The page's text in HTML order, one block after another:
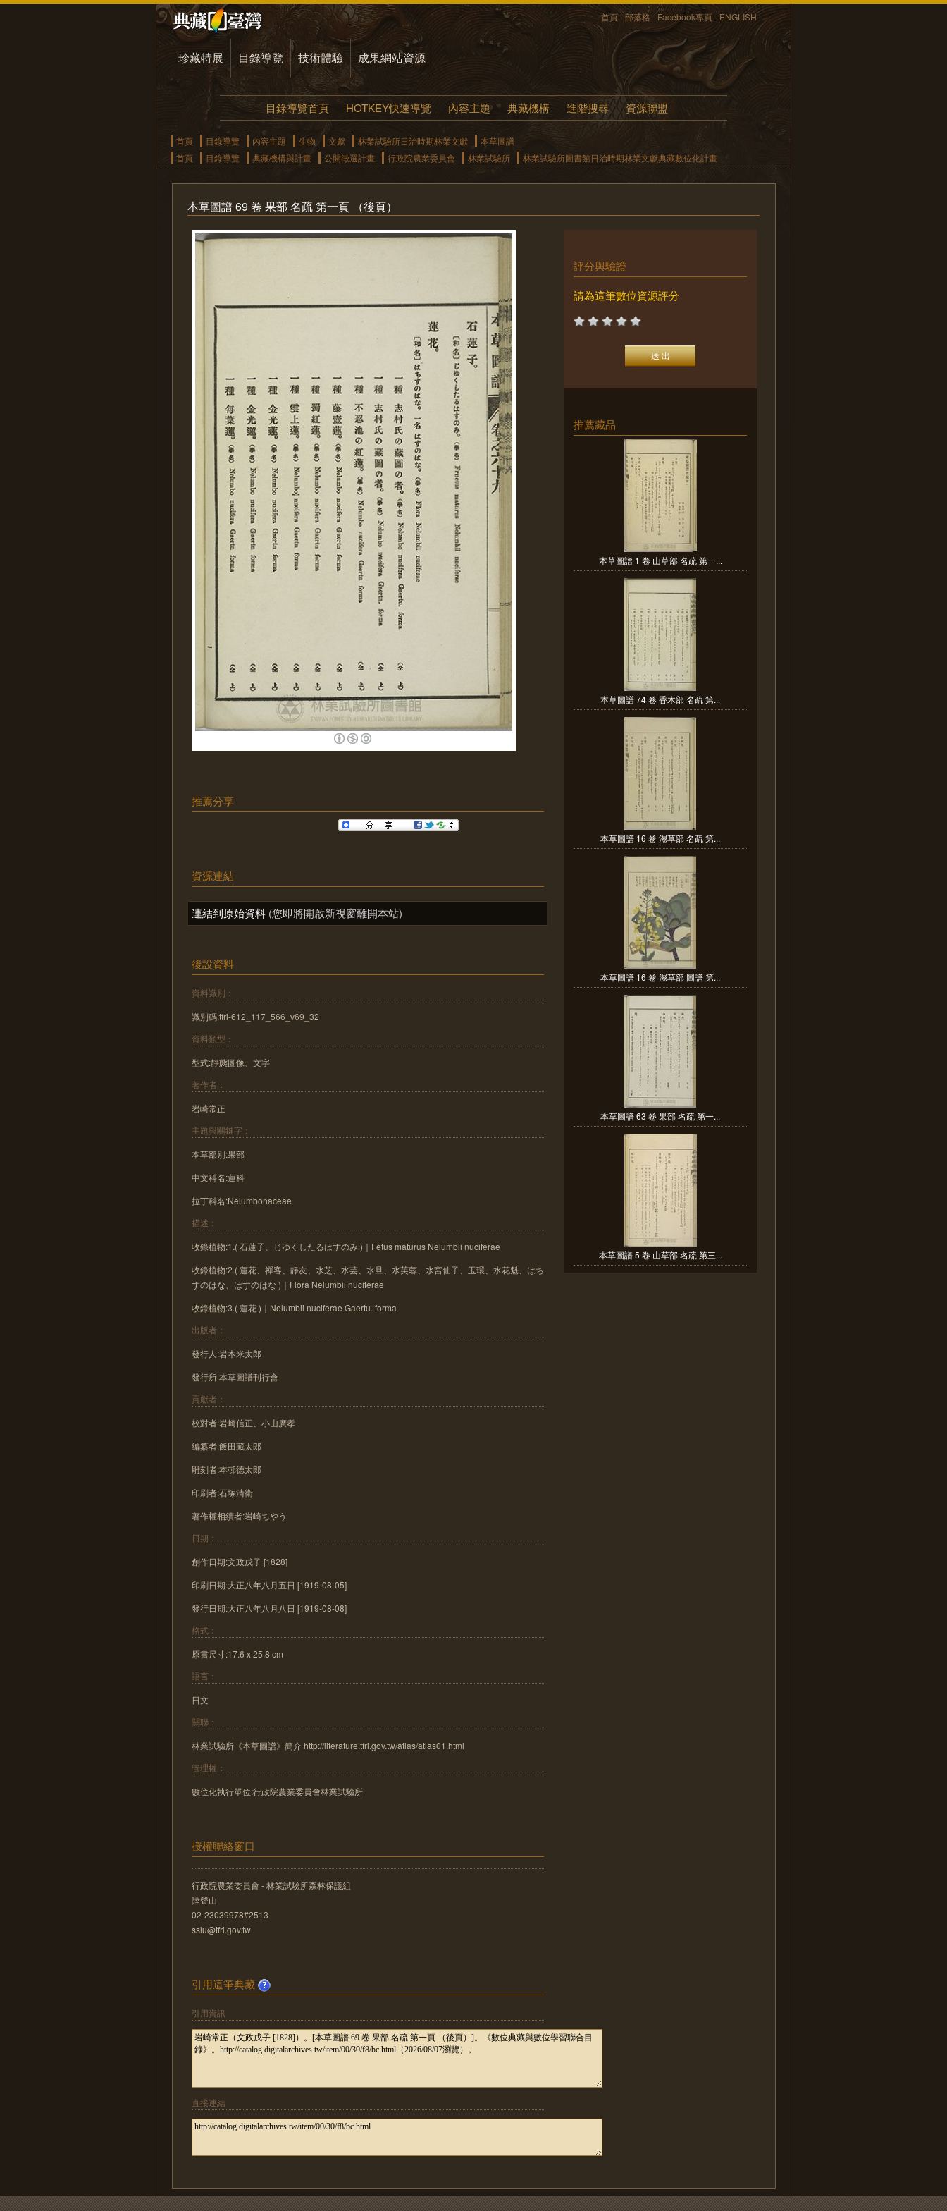
首頁 部落格 Facebook專頁 ENGLISH
珍藏特展 目錄導覽 技術體驗 成果網站資源
目錄導覽首頁 HOTKEY快速導覽 內容主題 典藏機構 進階搜尋 資源聯盟
首頁 目錄導覽 內容主題 生物 文獻 林業試驗所日治時期林業文獻
本草圖譜
首頁
目錄導覽 典藏機構與計畫 公開徵選計畫 行政院農業委員會 林業試驗所 林業試驗所圖書館日治時期林業文獻典藏數位化計畫
本草圖譜 69 卷 果部 名疏 第一頁 （後頁）
推薦分享
資源連結
連結到原始資料 (您即將開啟新視窗離開本站)
後設資料
資料識別：
識別碼:tfri-612_117_566_v69_32
資料類型：
型式:靜態圖像、文字
著作者：
岩崎常正
主題與關鍵字：
本草部別:果部
中文科名:蓮科
拉丁科名:Nelumbonaceae
描述：
收錄植物:1.( 石蓮子、じゆくしたるはすのみ )｜Fetus maturus Nelumbii nuciferae
收錄植物:2.( 蓮花、禪客、靜友、水芝、水芸、水旦、水芙蓉、水宮仙子、玉環、水花魁、はち
すのはな、はすのはな )｜Flora Nelumbii nuciferae
收錄植物:3.( 蓮花 )｜Nelumbii nuciferae Gaertu. forma
出版者：
發行人:岩本米太郎
發行所:本草圖譜刊行會
貢獻者：
校對者:岩崎信正、小山廣孝
編纂者:飯田藏太郎
雕刻者:本邨德太郎
印刷者:石塚清衛
著作權相續者:岩崎ちやう
日期：
創作日期:文政戊子 [1828]
印刷日期:大正八年八月五日 [1919-08-05]
發行日期:大正八年八月八日 [1919-08-08]
格式：
原書尺寸:17.6 x 25.8 cm
語言：
日文
關聯：
林業試驗所《本草圖譜》簡介 http://literature.tfri.gov.tw/atlas/atlas01.html
管理權：
數位化執行單位:行政院農業委員會林業試驗所
授權聯絡窗口
行政院農業委員會 - 林業試驗所森林保護組
陸聲山
02-23039978#2513
sslu@tfri.gov.tw
引用這筆典藏
引用資訊
直接連結
評分與驗證
請為這筆數位資源評分
推薦藏品
本草圖譜 1 卷 山草部 名疏 第一...
本草圖譜 74 卷 香木部 名疏 第...
本草圖譜 16 卷 濕草部 名疏 第...
本草圖譜 16 卷 濕草部 圖譜 第...
本草圖譜 63 卷 果部 名疏 第一...
本草圖譜 5 卷 山草部 名疏 第三...